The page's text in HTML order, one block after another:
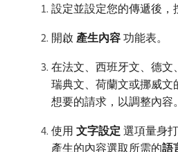
設定並設定您的傳遞後，
開啟​ 產生內容 ​功能表。
在法文、西班牙文、德文
瑞典文、荷蘭文或挪威文
想要的請求，以調整內容。
使用​ 文字設定 選項量身
產生的內容選取所需的​語